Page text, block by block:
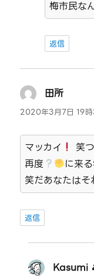
梅市民な
返信
田所
り:
2020年3月7日 19
マッカイ
笑
再度
に来
笑だあなたは
返信
Kasumi